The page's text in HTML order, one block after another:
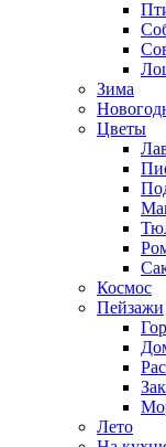
Зима
Цветы
Космос
Пейзажи
Лето